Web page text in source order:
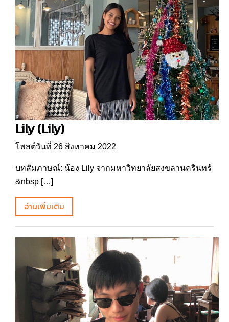
Lily (Lily)
โพสต์วันที่ 26 สิงหาคม 2022
บทสัมภาษณ์: น้อง Lily จากมหาวิทยาลัยสงขลานครินทร์
&nbsp […]
อ่านเพิ่มเติม